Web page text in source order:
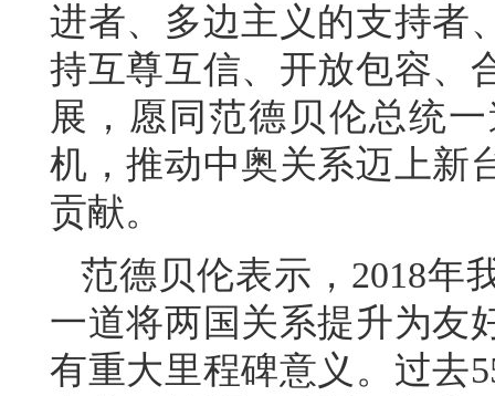
进者、多边主义的支持者
持互尊互信、开放包容、
展，愿同范德贝伦总统
机，推动中奥关系迈上新
贡献。
范德贝伦表示，2018年
一道将两国关系提升为友
有重大里程碑意义。过去